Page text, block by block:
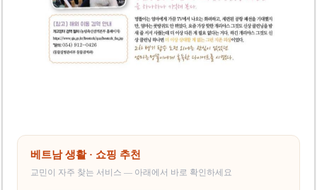
베트남 생활 · 쇼핑 추천
교민이 자주 찾는 서비스 — 아래에서 바로 확인하세요